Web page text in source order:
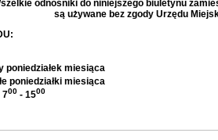
odnośniki do niniejszego biuletynu
są używane bez zgody Urzędu
poniedziałek miesiąca
poniedziałki miesiąca
700 - 1500